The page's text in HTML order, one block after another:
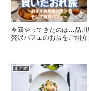
今回やってきたのは…品川
贅沢パフェのお店をご紹介
まとめ